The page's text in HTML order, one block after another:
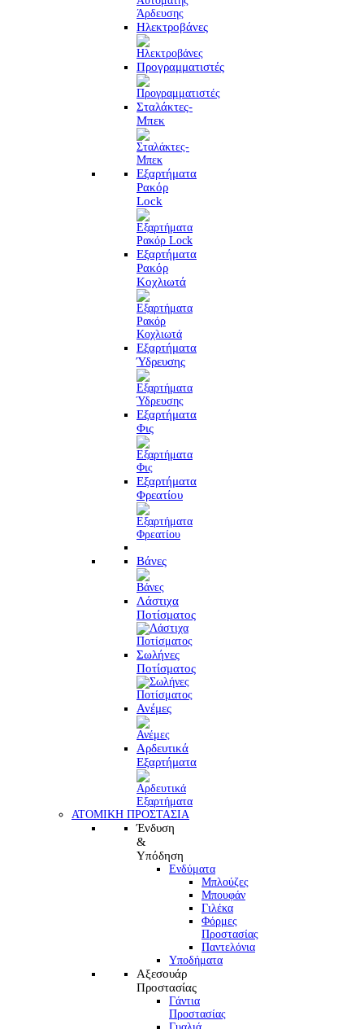
Ηλεκτροβάνες
Προγραμματιστές
Σταλάκτες-
Μπεκ
Εξαρτήματα
Ρακόρ
Lock
Εξαρτήματα
Ρακόρ
Κοχλιωτά
Εξαρτήματα
Ύδρευσης
Εξαρτήματα
Φις
Εξαρτήματα
Φρεατίου
Βάνες
Λάστιχα
Ποτίσματος
Σωλήνες
Ποτίσματος
Ανέμες
Αρδευτικά
Εξαρτήματα
ΑΤΟΜΙΚΗ ΠΡΟΣΤΑΣΙΑ
Ένδυση
&
Υπόδηση
Ενδύματα
Μπλούζες
Μπουφάν
Γιλέκα
Φόρμες
Προστασίας
Παντελόνια
Υποδήματα
Αξεσουάρ
Προστασίας
Γάντια
Προστασίας